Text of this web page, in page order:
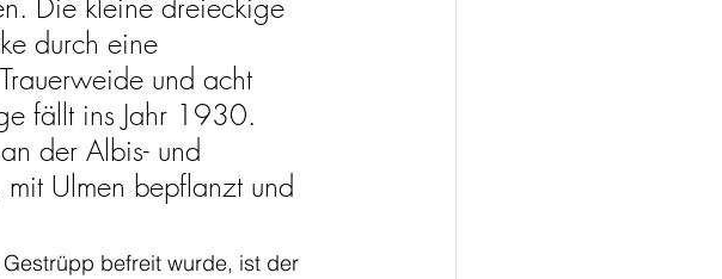
durch eine
und acht
fällt ins Jahr 1930.
der Albis- und
Ulmen bepflanzt und
befreit wurde, ist der